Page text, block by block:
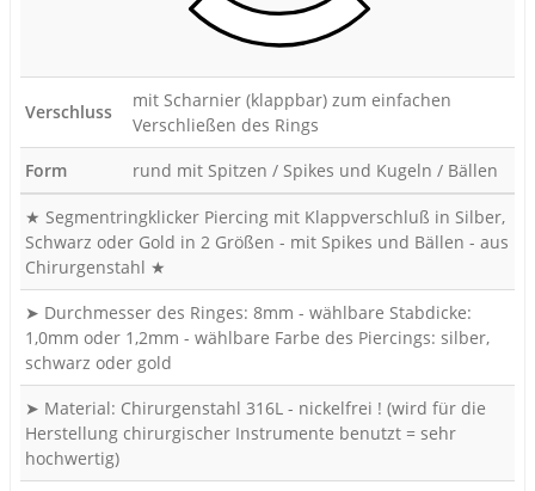
Verschluss
mit Scharnier (klappbar) zum einfachen
Verschließen des Rings
Form
rund mit Spitzen / Spikes und Kugeln / Bällen
★ Segmentringklicker Piercing mit Klappverschluß in Silber,
Schwarz oder Gold in 2 Größen - mit Spikes und Bällen - aus
Chirurgenstahl ★
➤ Durchmesser des Ringes: 8mm - wählbare Stabdicke:
1,0mm oder 1,2mm - wählbare Farbe des Piercings: silber,
schwarz oder gold
➤ Material: Chirurgenstahl 316L - nickelfrei ! (wird für die
Herstellung chirurgischer Instrumente benutzt = sehr
hochwertig)